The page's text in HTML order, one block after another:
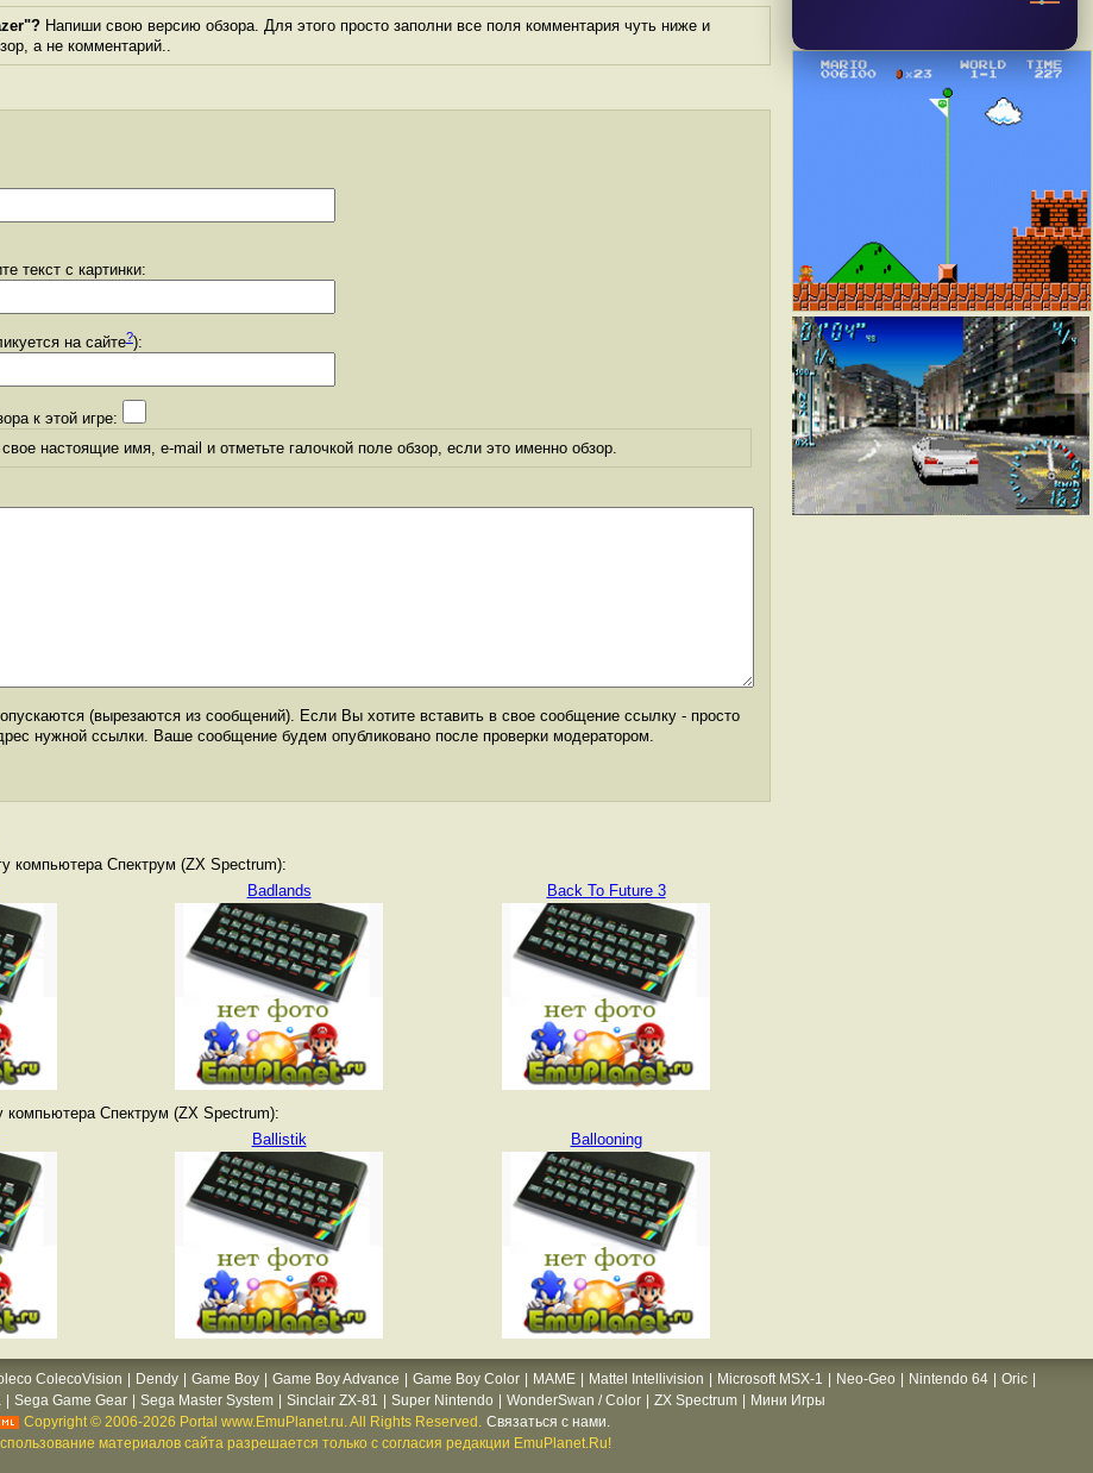
Напиши свою версию обзора. Для этого просто заполни все поля комментария чуть ниже и
а не комментарий..
текст с картинки:
на сайте?):
к этой игре:
настоящие имя, e-mail и отметьте галочкой поле обзор, если это именно обзор.
(вырезаются из сообщений). Если Вы хотите вставить в свое сообщение ссылку - просто
нужной ссылки. Ваше сообщение будем опубликовано после проверки модератором.
компьютера Спектрум (ZX Spectrum):
Badlands Back To Future 3
Спектрум (ZX Spectrum):
Ballistik Ballooning
ColecoVision Dendy Game Boy Game Boy Advance Game Boy Color MAME Mattel Intellivision Microsoft MSX-1 Neo-Geo Nintendo 64 Oric
Sega Game Gear Sega Master System Sinclair ZX-81 Super Nintendo WonderSwan / Color ZX Spectrum
Мини Игры
Copyright © 2006-2026 Portal www.EmuPlanet.ru. All Rights Reserved. Связаться с нами.
материалов сайта разрешается только с согласия редакции EmuPlanet.Ru!